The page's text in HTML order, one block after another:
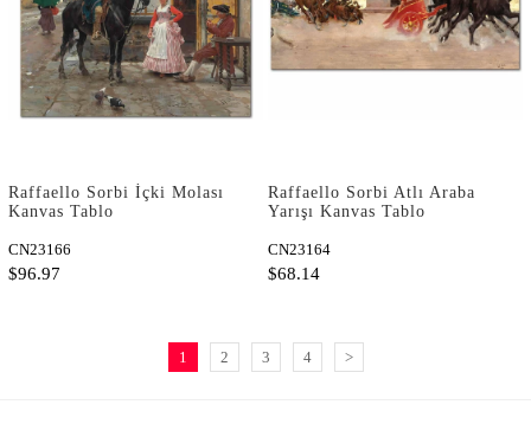
Raffaello Sorbi İçki Molası
Kanvas Tablo
CN23166
$96.97
Raffaello Sorbi Atlı Araba
Yarışı Kanvas Tablo
CN23164
$68.14
1 2 3 4 >